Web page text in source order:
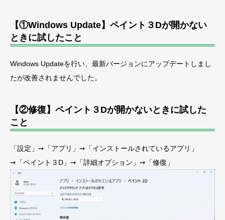
【①Windows Update】ペイント３Dが開かない
ときに試したこと
Windows Updateを行い、最新バージョンにアップデートしまし
たが改善されませんでした。
【②修復】ペイント３Dが開かないときに試した
こと
「設定」➙「アプリ」➙「インストールされているアプリ」
➙「ペイント３D」➙「詳細オプション」➙「修復」